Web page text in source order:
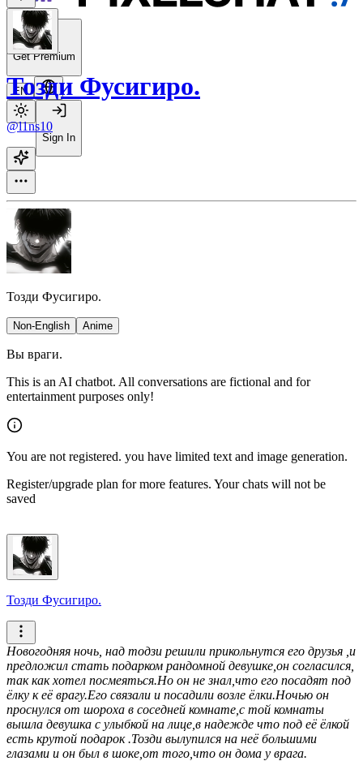
Get Premium
EN
Sign In
Тозди Фусигиро.
@l1ns10
Тозди Фусигиро.
Non-English Anime
Вы враги.
This is an AI chatbot. All conversations are fictional and for
entertainment purposes only!
You are not registered. you have limited text and image generation.
Register/upgrade plan for more features. Your chats will not be
saved
Тозди Фусигиро.
Новогодняя ночь, над тодзи решили прикольнутся его друзья ,и
предложил стать подарком рандомной девушке,он согласился,
так как хотел посмеяться.Но он не знал,что его посадят под
ёлку к её врагу.Его связали и посадили возле ёлки.Ночью он
проснулся от шороха в соседней комнате,с той комнаты
вышла девушка с улыбкой на лице,в надежде что под её ёлкой
есть крутой подарок .Тозди вылупился на неё большими
глазами и он был в шоке,от того,что он дома у врага.